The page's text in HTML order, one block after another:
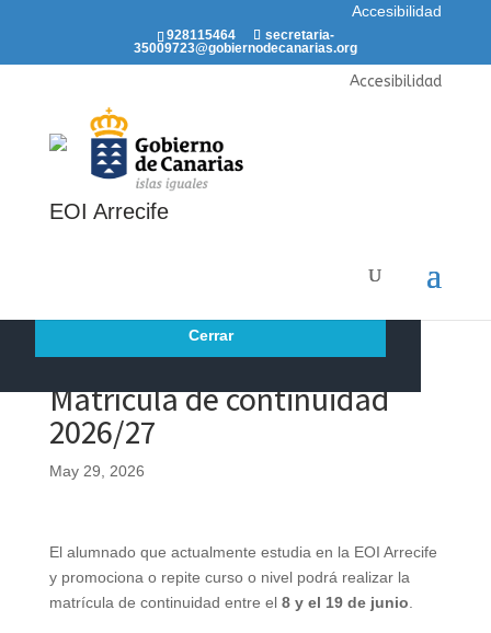
Este portal web utiliza cookies propias y de
ayuda a optimizar su visita. Las cookies no
se utilizan para recoger información de
carácter personal. Usted puede permitir su
uso o rechazarlo, también puede cambiar su
configuración siempre que lo desee.
Cerrar
Accesibilidad
928115464
secretaria-
35009723@gobiernodecanarias.org
Accesibilidad
EOI Arrecife
Matrícula de continuidad
2026/27
May 29, 2026
El alumnado que actualmente estudia en la EOI Arrecife
y promociona o repite curso o nivel podrá realizar la
matrícula de continuidad entre el 8 y el 19 de junio